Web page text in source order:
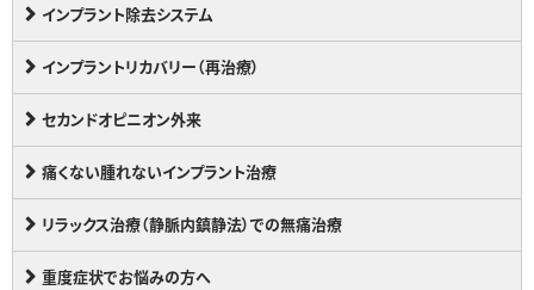
インプラント除去システム
インプラントリカバリー（再治療）
セカンドオピニオン外来
痛くない腫れないインプラント治療
リラックス治療（静脈内鎮静法）での無痛治療
重度症状でお悩みの方へ